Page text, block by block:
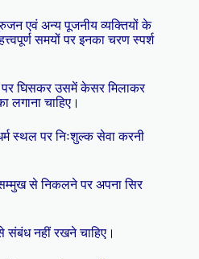
एवं अन्य पूजनीय व्यक्तियों के
समयों पर इनका चरण स्पर्श
घिसकर उसमें केसर मिलाकर
लगाना चाहिए।
स्थल पर निःशुल्क सेवा करनी
सम्मुख से निकलने पर अपना सिर
संबंध नहीं रखने चाहिए।